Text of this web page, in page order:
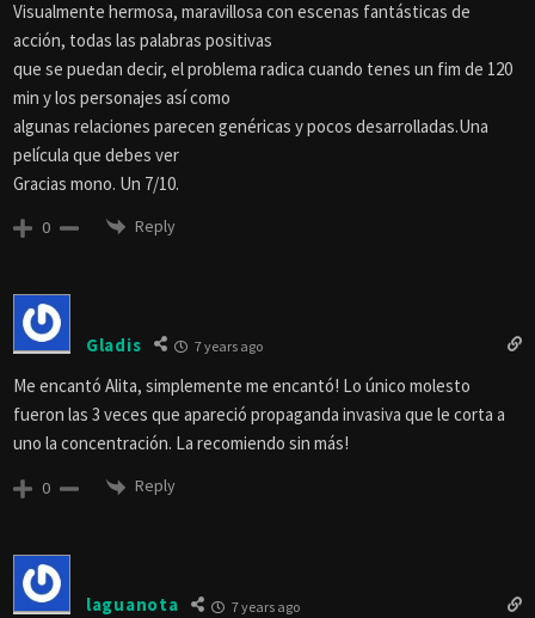
Visualmente hermosa, maravillosa con escenas fantásticas de
acción, todas las palabras positivas
que se puedan decir, el problema radica cuando tenes un fim de 120
min y los personajes así como
algunas relaciones parecen genéricas y pocos desarrolladas.Una
película que debes ver
Gracias mono. Un 7/10.
0 Reply
Gladis 7 years ago
Me encantó Alita, simplemente me encantó! Lo único molesto
fueron las 3 veces que apareció propaganda invasiva que le corta a
uno la concentración. La recomiendo sin más!
0 Reply
laguanota 7 years ago